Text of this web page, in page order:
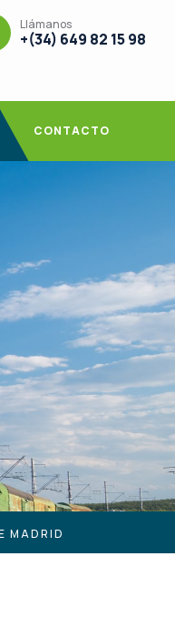
Llámanos
+(34) 649 82 15 98
CONTACTO
MADRID